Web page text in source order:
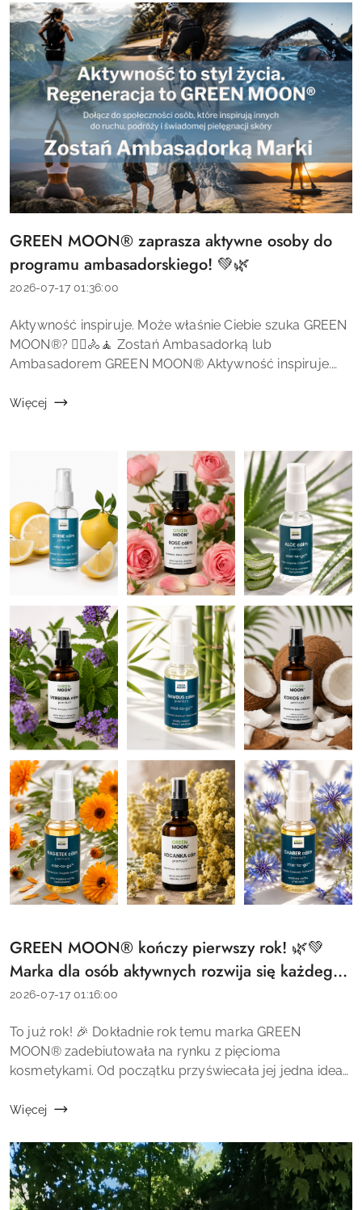
Tytuł
GREEN MOON® zaprasza aktywne osoby do
programu ambasadorskiego! 💚🌿
Data
2026-07-17 01:36:00
Treść
artykułu:
Aktywność inspiruje. Może właśnie Ciebie szuka GREEN
MOON®? 🏃‍♀️🚴🧘 Zostań Ambasadorką lub
Ambasadorem GREEN MOON® Aktywność inspiruje.
GREEN MOON® to marka naturalnych kosmetyków...
Więcej
Tytuł
artykułu:
GREEN MOON® kończy pierwszy rok! 🌿💚
Marka dla osób aktywnych rozwija się każdego
dnia
Data
2026-07-17 01:16:00
Treść
artykułu:
To już rok! 🎉 Dokładnie rok temu marka GREEN
MOON® zadebiutowała na rynku z pięcioma
kosmetykami. Od początku przyświecała jej jedna idea
inspirowanych naturą, przeznaczonych dla osób...
Więcej